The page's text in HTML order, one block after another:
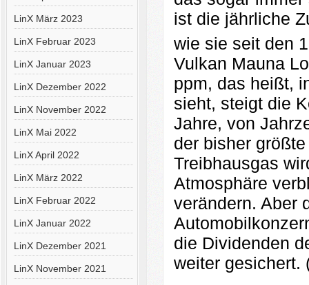
LinX März 2023
LinX Februar 2023
LinX Januar 2023
LinX Dezember 2022
LinX November 2022
LinX Mai 2022
LinX April 2022
LinX März 2022
LinX Februar 2022
LinX Januar 2022
LinX Dezember 2021
LinX November 2021
ist die jährliche
wie sie seit den
Vulkan Mauna
ppm, das heißt,
sieht, steigt die
Jahre, von
der bisher
Treibhausgas
Atmosphäre
verändern. Aber
die Dividenden
weiter gesichert.